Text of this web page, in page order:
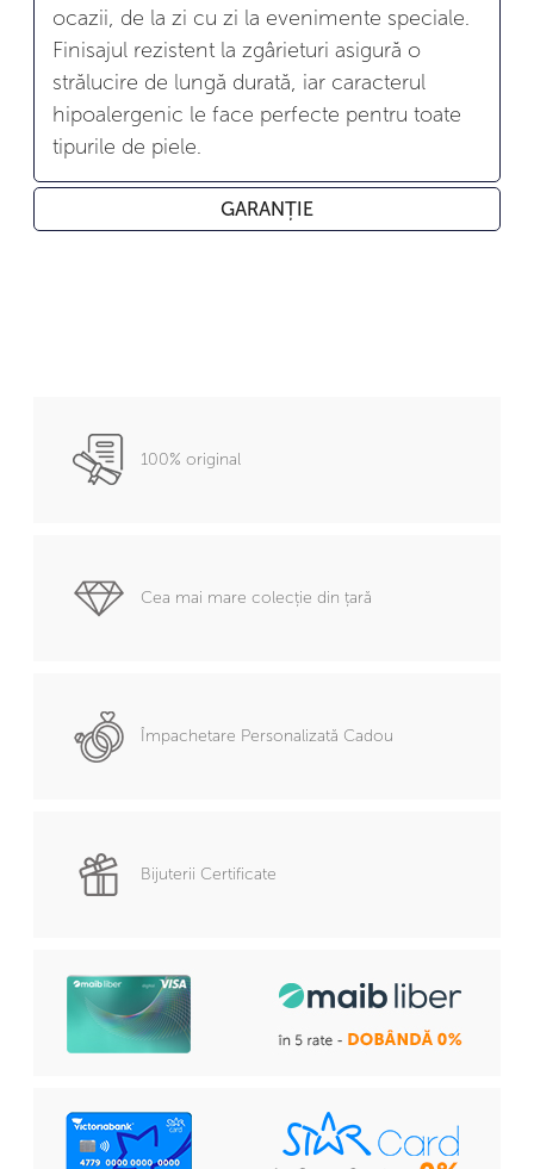
ocazii, de la zi cu zi la evenimente speciale.
Finisajul rezistent la zgârieturi asigură o
strălucire de lungă durată, iar caracterul
hipoalergenic le face perfecte pentru toate
tipurile de piele.
GARANȚIE
100% original
Cea mai mare colecție din țară
Împachetare Personalizată Cadou
Bijuterii Certificate